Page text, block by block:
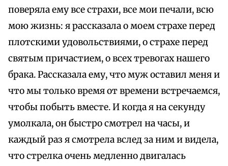
поверяла ему все страхи, все мои печали, всю
мою жизнь: я рассказала о моем страхе перед
плотскими удовольствиями, о страхе перед
святым причастием, о всех тревогах нашего
брака. Рассказала ему, что муж оставил меня и
что мы только время от времени встречаемся,
чтобы побыть вместе. И когда я на секунду
умолкала, он быстро смотрел на часы, и
каждый раз я смотрела вслед за ним и видела,
что стрелка очень медленно двигалась